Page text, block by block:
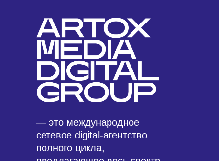
― это международное
сетевое digital-агентство
полного цикла,